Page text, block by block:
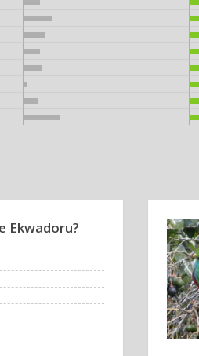
Ekwadoru?